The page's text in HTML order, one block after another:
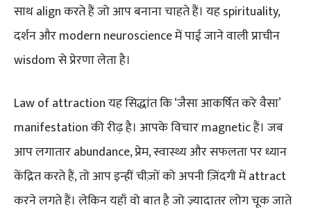
साथ align करते हैं जो आप बनाना चाहते हैं। यह spirituality,
दर्शन और modern neuroscience में पाई जाने वाली प्राचीन
wisdom से प्रेरणा लेता है।
Law of attraction यह सिद्धांत कि ‘जैसा आकर्षित करे वैसा’
manifestation की रीढ़ है। आपके विचार magnetic हैं। जब
आप लगातार abundance, प्रेम, स्वास्थ्य और सफलता पर ध्यान
केंद्रित करते हैं, तो आप इन्हीं चीज़ों को अपनी ज़िंदगी में attract
करने लगते हैं। लेकिन यहाँ वो बात है जो ज़्यादातर लोग चूक जाते